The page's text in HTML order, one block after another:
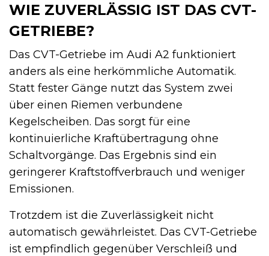
WIE ZUVERLÄSSIG IST DAS CVT-
GETRIEBE?
Das CVT-Getriebe im Audi A2 funktioniert
anders als eine herkömmliche Automatik.
Statt fester Gänge nutzt das System zwei
über einen Riemen verbundene
Kegelscheiben. Das sorgt für eine
kontinuierliche Kraftübertragung ohne
Schaltvorgänge. Das Ergebnis sind ein
geringerer Kraftstoffverbrauch und weniger
Emissionen.
Trotzdem ist die Zuverlässigkeit nicht
automatisch gewährleistet. Das CVT-Getriebe
ist empfindlich gegenüber Verschleiß und